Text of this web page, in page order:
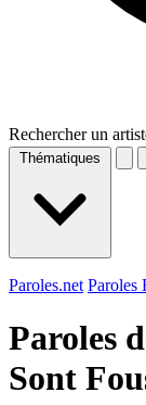
Rechercher un
Thématiques
Paroles.net Paroles
Paroles
Sont